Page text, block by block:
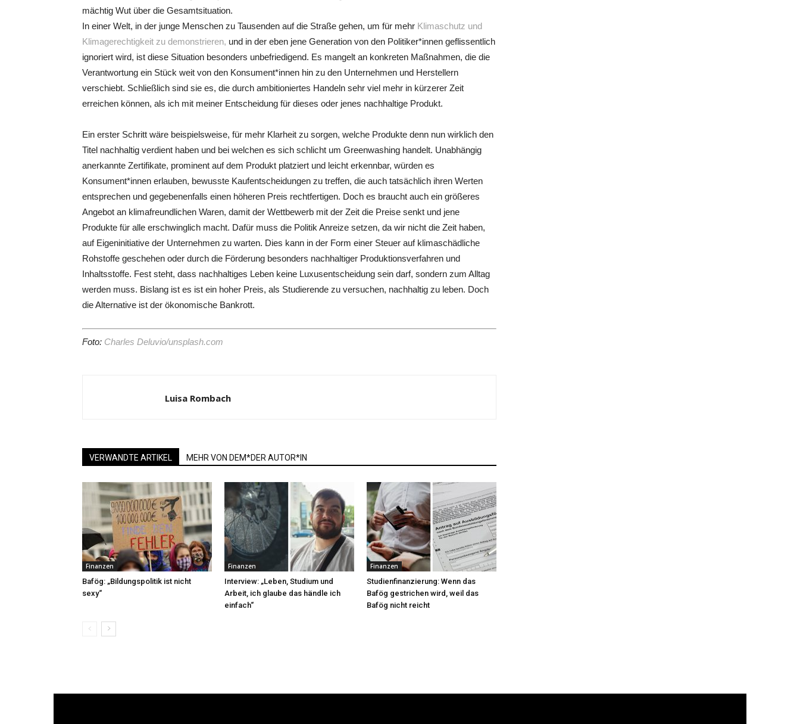
mächtig Wut über die Gesamtsituation.
In einer Welt, in der junge Menschen zu Tausenden auf die Straße gehen, um für mehr Klimaschutz und
Klimagerechtigkeit zu demonstrieren, und in der eben jene Generation von den Politiker*innen geflissentlich
ignoriert wird, ist diese Situation besonders unbefriedigend. Es mangelt an konkreten Maßnahmen, die die
Verantwortung ein Stück weit von den Konsument*innen hin zu den Unternehmen und Herstellern
verschiebt. Schließlich sind sie es, die durch ambitioniertes Handeln sehr viel mehr in kürzerer Zeit
erreichen können, als ich mit meiner Entscheidung für dieses oder jenes nachhaltige Produkt.
Ein erster Schritt wäre beispielsweise, für mehr Klarheit zu sorgen, welche Produkte denn nun wirklich den
Titel nachhaltig verdient haben und bei welchen es sich schlicht um Greenwashing handelt. Unabhängig
anerkannte Zertifikate, prominent auf dem Produkt platziert und leicht erkennbar, würden es
Konsument*innen erlauben, bewusste Kaufentscheidungen zu treffen, die auch tatsächlich ihren Werten
entsprechen und gegebenenfalls einen höheren Preis rechtfertigen. Doch es braucht auch ein größeres
Angebot an klimafreundlichen Waren, damit der Wettbewerb mit der Zeit die Preise senkt und jene
Produkte für alle erschwinglich macht. Dafür muss die Politik Anreize setzen, da wir nicht die Zeit haben,
auf Eigeninitiative der Unternehmen zu warten. Dies kann in der Form einer Steuer auf klimaschädliche
Rohstoffe geschehen oder durch die Förderung besonders nachhaltiger Produktionsverfahren und
Inhaltsstoffe. Fest steht, dass nachhaltiges Leben keine Luxusentscheidung sein darf, sondern zum Alltag
werden muss. Bislang ist es ist ein hoher Preis, als Studierende zu versuchen, nachhaltig zu leben. Doch
die Alternative ist der ökonomische Bankrott.
Foto: Charles Deluvio/unsplash.com
Luisa Rombach
VERWANDTE ARTIKEL MEHR VON DEM*DER AUTOR*IN
Finanzen
Bafög: „Bildungspolitik ist nicht
sexy“
Finanzen
Interview: „Leben, Studium und
Arbeit, ich glaube das händle ich
einfach“
Finanzen
Studienfinanzierung: Wenn das
Bafög gestrichen wird, weil das
Bafög nicht reicht